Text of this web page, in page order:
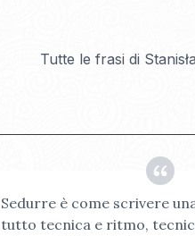
Tutte le frasi di
Sedurre è come scrivere
tutto tecnica e ritmo,